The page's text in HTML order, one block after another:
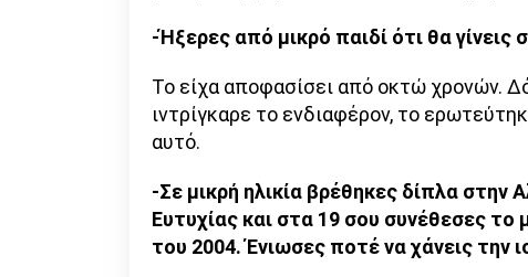
-Ήξερες από μικρό παιδί ότι θα γίνεις
Το είχα αποφασίσει από οκτώ χρονών.
ιντρίγκαρε το ενδιαφέρον, το
αυτό.
-Σε μικρή ηλικία βρέθηκες δίπλα
Ευτυχίας και στα 19 σου συνέθεσες
του 2004. Ένιωσες ποτέ να χάνεις την